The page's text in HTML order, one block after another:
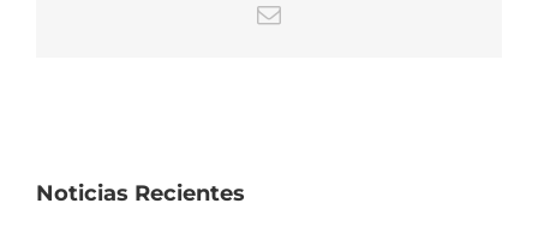
Correo
Noticias Recientes